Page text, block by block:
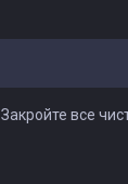
Закройте все